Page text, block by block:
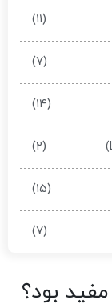
(۱۱)
(۷)
(۱۴)
(۲)
(۱۵)
(۷)
بود؟